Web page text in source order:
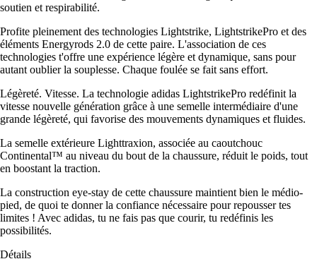
soutien et respirabilité.
Profite pleinement des technologies Lightstrike, LightstrikePro et des
éléments Energyrods 2.0 de cette paire. L'association de ces
technologies t'offre une expérience légère et dynamique, sans pour
autant oublier la souplesse. Chaque foulée se fait sans effort.
Légèreté. Vitesse. La technologie adidas LightstrikePro redéfinit la
vitesse nouvelle génération grâce à une semelle intermédiaire d'une
grande légèreté, qui favorise des mouvements dynamiques et fluides.
La semelle extérieure Lighttraxion, associée au caoutchouc
Continental™ au niveau du bout de la chaussure, réduit le poids, tout
en boostant la traction.
La construction eye-stay de cette chaussure maintient bien le médio-
pied, de quoi te donner la confiance nécessaire pour repousser tes
limites ! Avec adidas, tu ne fais pas que courir, tu redéfinis les
possibilités.
Détails